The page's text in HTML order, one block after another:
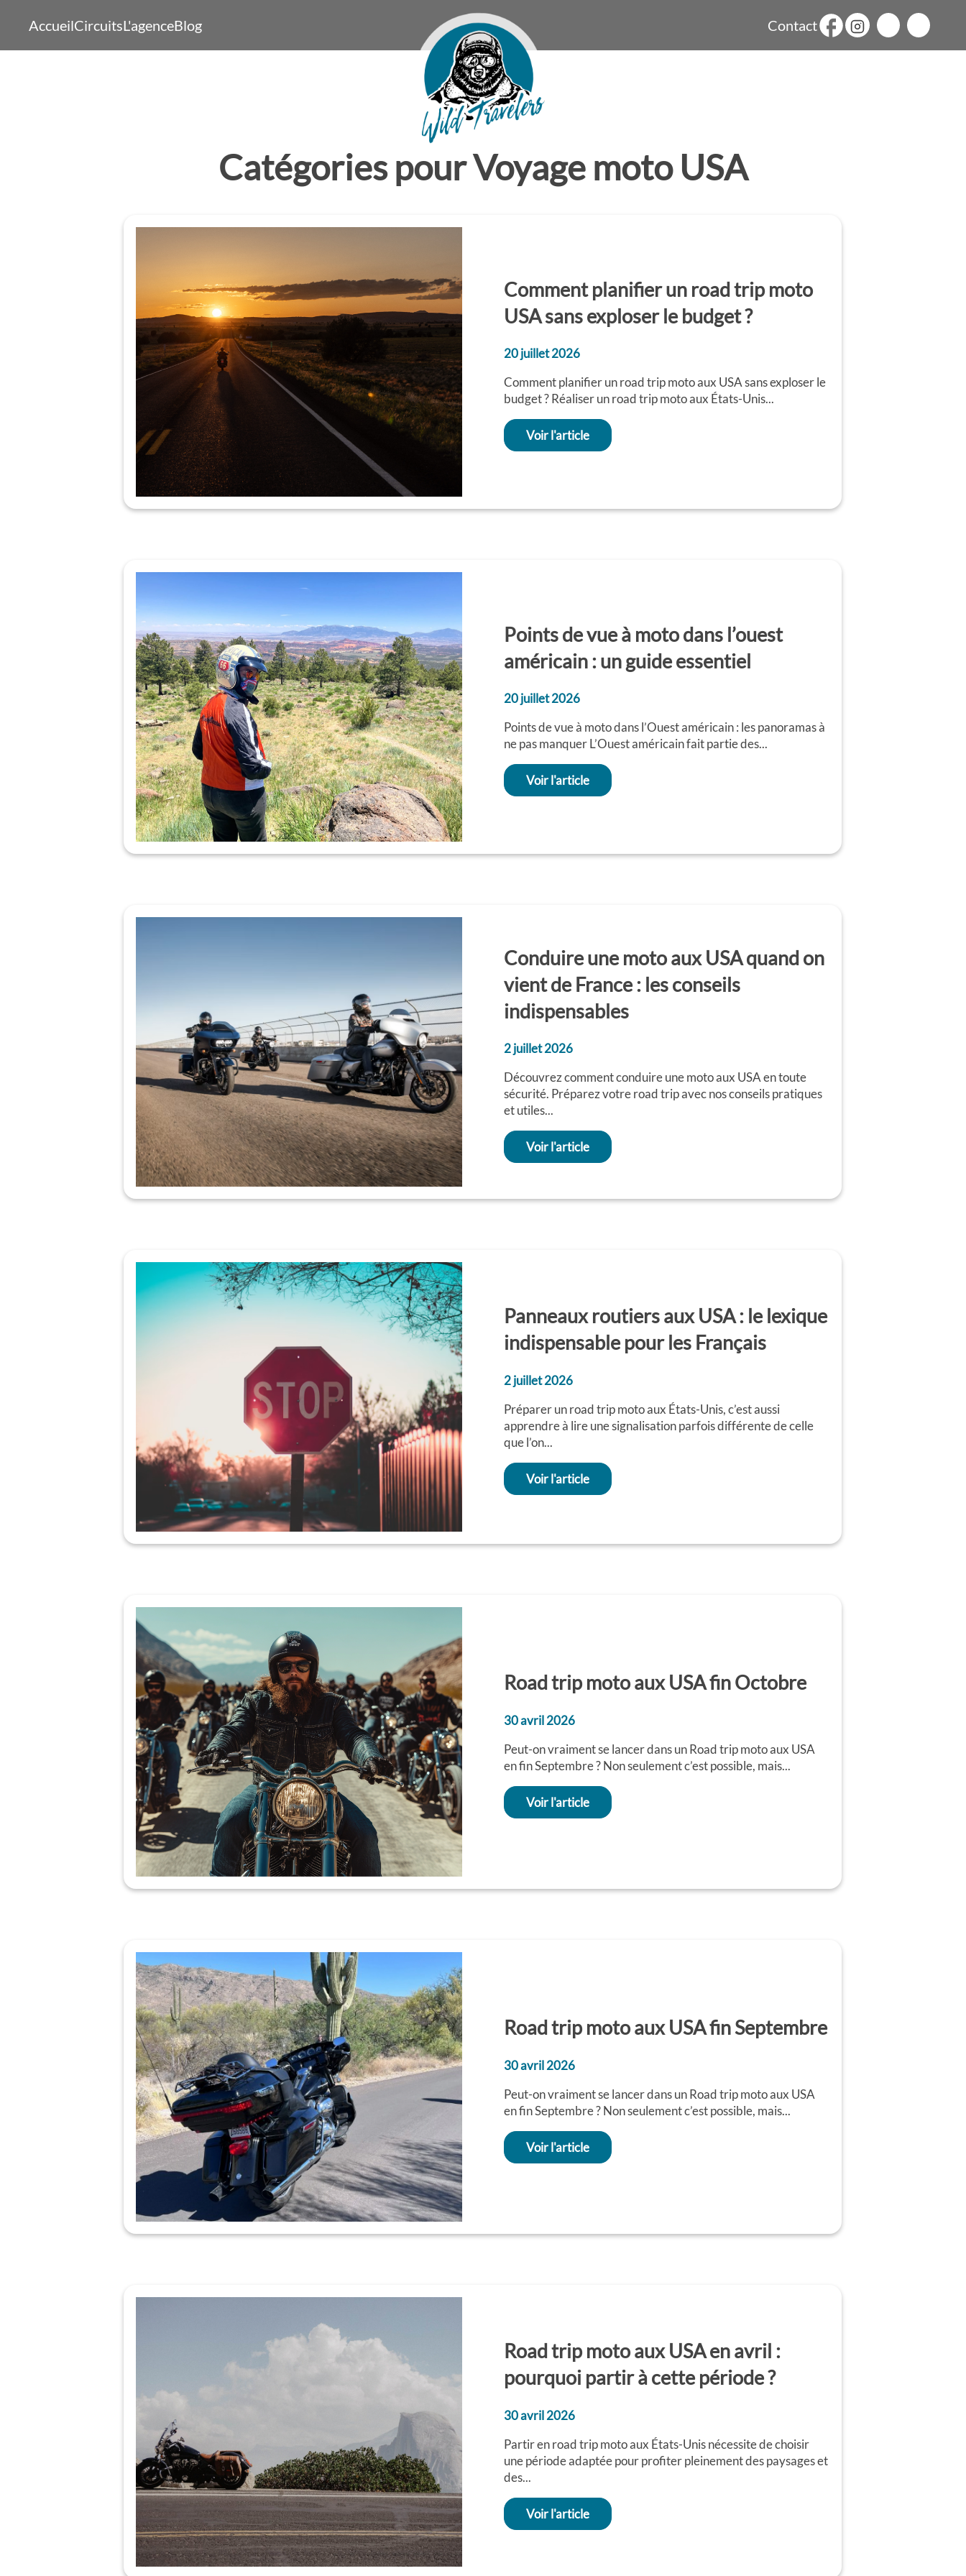
AccueilCircuitsL'agenceBlog Contact
Catégories pour Voyage moto USA
Comment planifier un road trip moto
USA sans exploser le budget ?
20 juillet 2026
Comment planifier un road trip moto aux USA sans exploser le
budget ? Réaliser un road trip moto aux États-Unis...
Voir l'article
Points de vue à moto dans l’ouest
américain : un guide essentiel
20 juillet 2026
Points de vue à moto dans l’Ouest américain : les panoramas à
ne pas manquer L’Ouest américain fait partie des...
Voir l'article
Conduire une moto aux USA quand on
vient de France : les conseils
indispensables
2 juillet 2026
Découvrez comment conduire une moto aux USA en toute
sécurité. Préparez votre road trip avec nos conseils pratiques
et utiles...
Voir l'article
Panneaux routiers aux USA : le lexique
indispensable pour les Français
2 juillet 2026
Préparer un road trip moto aux États-Unis, c’est aussi
apprendre à lire une signalisation parfois différente de celle
que l’on...
Voir l'article
Road trip moto aux USA fin Octobre
30 avril 2026
Peut-on vraiment se lancer dans un Road trip moto aux USA
en fin Septembre ? Non seulement c’est possible, mais...
Voir l'article
Road trip moto aux USA fin Septembre
30 avril 2026
Peut-on vraiment se lancer dans un Road trip moto aux USA
en fin Septembre ? Non seulement c’est possible, mais...
Voir l'article
Road trip moto aux USA en avril :
pourquoi partir à cette période ?
30 avril 2026
Partir en road trip moto aux États-Unis nécessite de choisir
une période adaptée pour profiter pleinement des paysages et
des...
Voir l'article